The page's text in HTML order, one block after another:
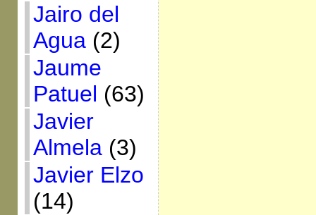
Jairo del
Agua(2)
Jaume
Patuel (63)
Javier
Almela(3)
Javier Elzo
(14)